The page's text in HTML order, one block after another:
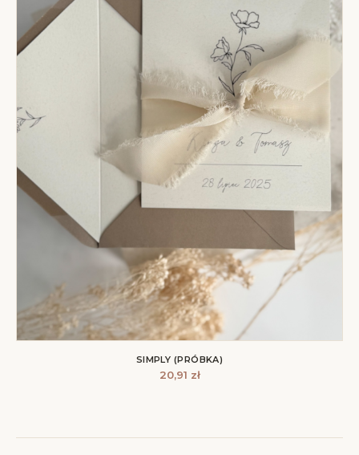
SIMPLY (PRÓBKA)
20,91 zł